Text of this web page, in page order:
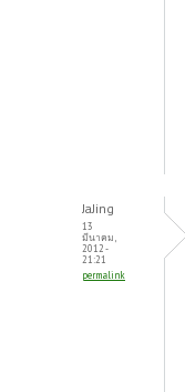
JaJing
13
มีนาคม,
2012 -
21:21
permalink